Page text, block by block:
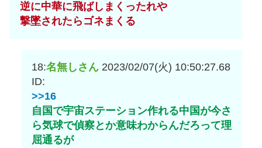
逆に中華に飛ばしまくったれや
撃墜されたらゴネまくる
18:名無しさん 2023/02/07(火) 10:50:27.68
ID:
>>16
自国で宇宙ステーション作れる中国が今さ
ら気球で偵察とか意味わからんだろって理
屈通るが